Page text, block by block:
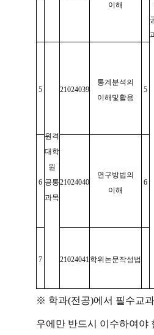
이해
5
원격
대학
원
공통
과목
21024039
통계분석의
이해및활용
5
6 21024040
연구방법의
이해
6
7 21024041 학위논문작성법
※ 학과(전공)에서 필수교
우에만 반드시 이수하여야